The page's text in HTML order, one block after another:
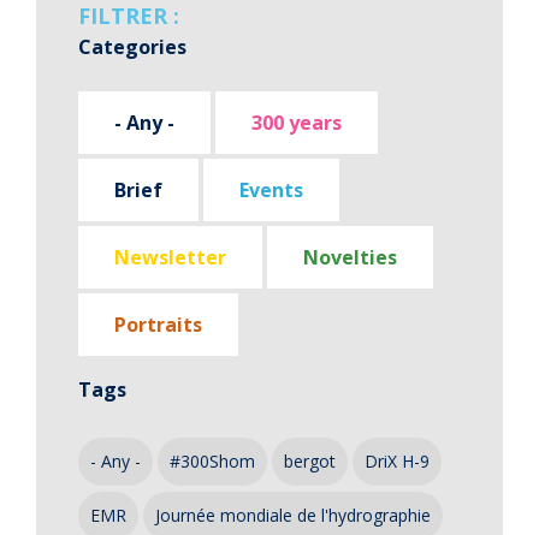
FILTRER :
Categories
- Any - 300 years
Brief Events
Newsletter Novelties
Portraits
Tags
- Any - #300Shom bergot DriX H-9
EMR Journée mondiale de l'hydrographie